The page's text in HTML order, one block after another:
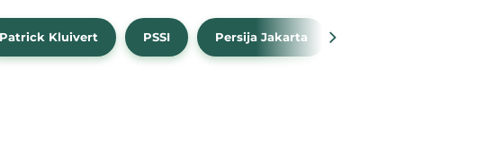
Patrick Kluivert PSSI Persija Jakarta